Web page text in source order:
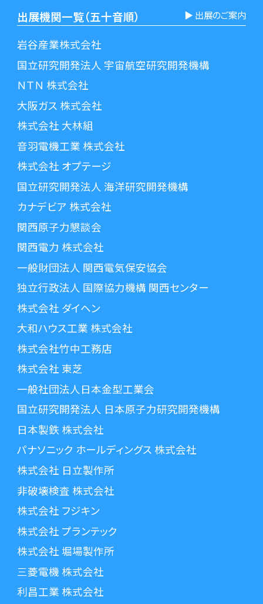
出展機関一覧（五十音順） ▶︎ 出展のご案内
岩谷産業株式会社
国立研究開発法人 宇宙航空研究開発機構
ＮＴＮ 株式会社
大阪ガス 株式会社
株式会社 大林組
音羽電機工業 株式会社
株式会社 オプテージ
国立研究開発法人 海洋研究開発機構
カナデビア 株式会社
関西原子力懇談会
関西電力 株式会社
一般財団法人 関西電気保安協会
独立行政法人 国際協力機構 関西センター
株式会社 ダイヘン
大和ハウス工業 株式会社
株式会社竹中工務店
株式会社 東芝
一般社団法人日本金型工業会
国立研究開発法人 日本原子力研究開発機構
日本製鉄 株式会社
パナソニック ホールディングス 株式会社
株式会社 日立製作所
非破壊検査 株式会社
株式会社 フジキン
株式会社 プランテック
株式会社 堀場製作所
三菱電機 株式会社
利昌工業 株式会社